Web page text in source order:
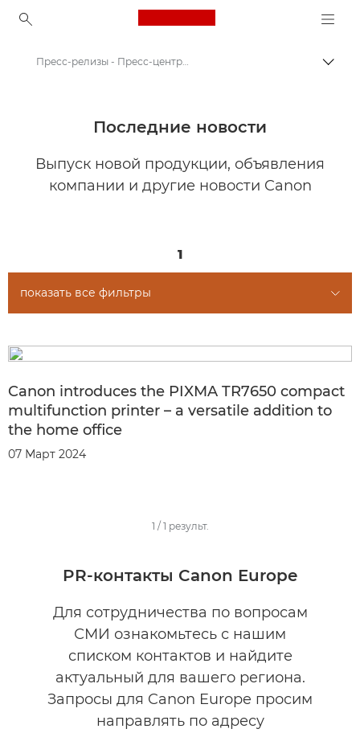
Canon Logo, back to
Пресс-центр Canon
Пресс-релизы - Пресс-центр Canon
Последние новости
Выпуск новой продукции, объявления
компании и другие новости Canon
1
показать все фильтры
Canon introduces the PIXMA TR7650 compact
multifunction printer – a versatile addition to
the home office
07 Март 2024
1 / 1 результ.
PR-контакты Canon Europe
Для сотрудничества по вопросам
СМИ ознакомьтесь с нашим
списком контактов и найдите
актуальный для вашего региона.
Запросы для Canon Europe просим
направлять по адресу